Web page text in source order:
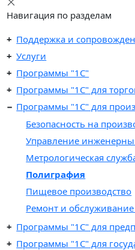
Навигация по разделам
Поддержка и
Услуги
Программы "1С"
Программы "1C" для
Программы "1C" для
Безопасность на
Управление
Метрологическая
Полиграфия
Пищевое производство
Ремонт и
Программы "1C" для
Программы "1С" для